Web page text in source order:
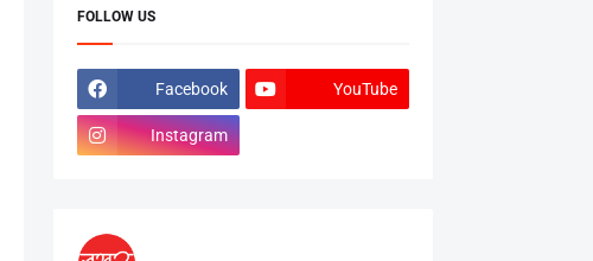
FOLLOW US
Facebook YouTube
Instagram